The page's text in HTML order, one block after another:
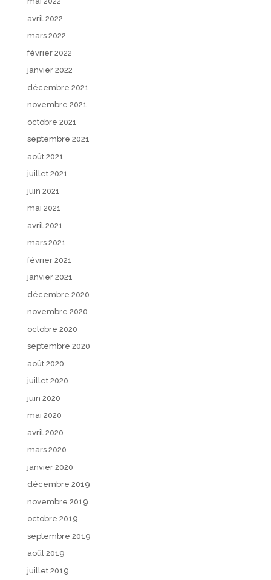
avril 2022
mars 2022
février 2022
janvier 2022
décembre 2021
novembre 2021
octobre 2021
septembre 2021
août 2021
juillet 2021
juin 2021
mai 2021
avril 2021
mars 2021
février 2021
janvier 2021
décembre 2020
novembre 2020
octobre 2020
septembre 2020
août 2020
juillet 2020
juin 2020
mai 2020
avril 2020
mars 2020
janvier 2020
décembre 2019
novembre 2019
octobre 2019
septembre 2019
août 2019
juillet 2019